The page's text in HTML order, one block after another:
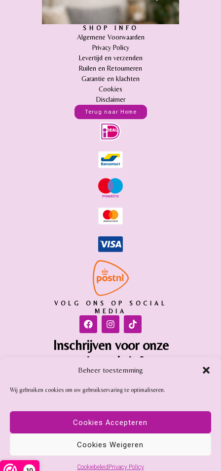
Beheer toestemming
Wij gebruiken cookies om uw gebruikservaring te optimaliseren.
Cookies Accepteren
Cookies Weigeren
CookiebeleidPrivacy Policy
SHOP INFO
Algemene Voorwaarden
Privacy Policy
Levertijd en verzenden
Ruilen en Retourneren
Garantie en klachten
Cookies
Disclaimer
Terug naar Home
VOLG ONS OP SOCIAL
MEDIA
Inschrijven voor onze
nieuwsbrief